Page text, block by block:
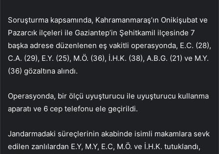
Soruşturma kapsamında, Kahramanmaraş’ın Onikişubat ve
Pazarcık ilçeleri ile Gaziantep’in Şehitkamil ilçesinde 7
başka adrese düzenlenen eş vakitli operasyonda, E.C. (28),
C.A. (29), E.Y. (25), M.Ö. (36), İ.H.K. (38), A.B.G. (21) ve M.Y.
(36) gözaltına alındı.
Operasyonda, bir ölçü uyuşturucu ile uyuşturucu kullanma
aparatı ve 6 cep telefonu ele geçirildi.
Jandarmadaki süreçlerinin akabinde isimli makamlara sevk
edilen zanlılardan E.Y, M.Y, E.C, M.Ö. ve İ.H.K. tutuklandı,